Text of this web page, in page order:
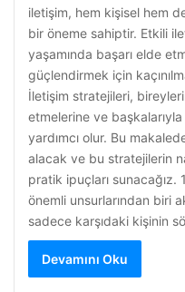
iletişim, hem kişisel hem
bir öneme sahiptir. Etkili
yaşamında başarı elde
güçlendirmek için
İletişim stratejileri,
etmelerine ve başkalarıyla
yardımcı olur. Bu
alacak ve bu stratejilerin
pratik ipuçları sunacağız.
önemli unsurlarından biri
sadece karşıdaki kişinin
Devamını Oku